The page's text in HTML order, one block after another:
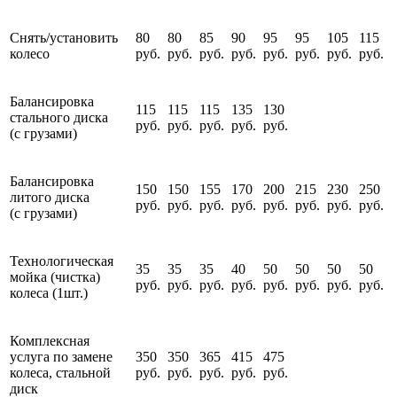
Снять/установить
колесо
80
руб.
80
руб.
85
руб.
90
руб.
95
руб.
95
руб.
105
руб.
115
руб.
Балансировка
стального диска
(с грузами)
115
руб.
115
руб.
115
руб.
135
руб.
130
руб.
Балансировка
литого диска
(с грузами)
150
руб.
150
руб.
155
руб.
170
руб.
200
руб.
215
руб.
230
руб.
250
руб.
Технологическая
мойка (чистка)
колеса (1шт.)
35
руб.
35
руб.
35
руб.
40
руб.
50
руб.
50
руб.
50
руб.
50
руб.
Комплексная
услуга по замене
колеса, стальной
диск
350
руб.
350
руб.
365
руб.
415
руб.
475
руб.